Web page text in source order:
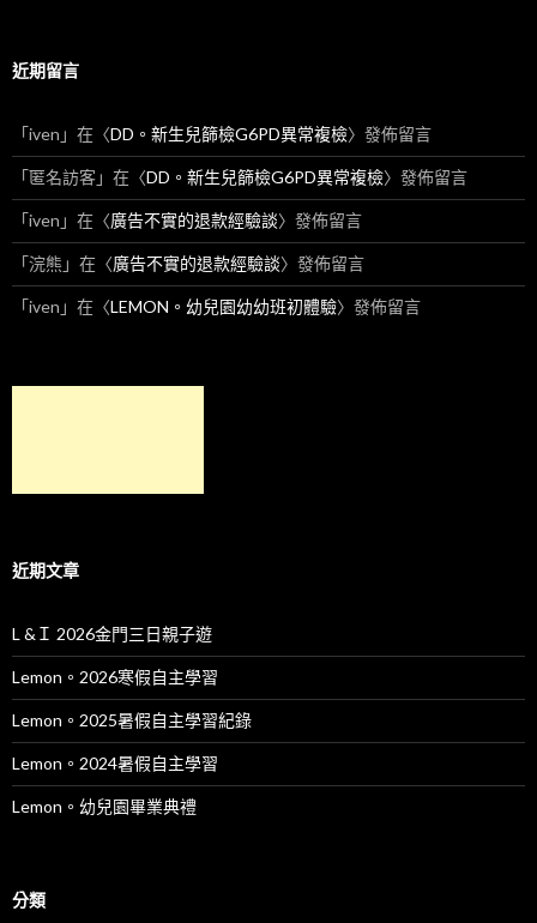
近期留言
「iven 」在〈DD。新生兒篩檢G6PD異常複檢〉發佈留言
「匿名訪客」在〈DD。新生兒篩檢G6PD異常複檢〉發佈留言
「iven 」在〈廣告不實的退款經驗談〉發佈留言
「浣熊 」在〈廣告不實的退款經驗談〉發佈留言
「iven 」在〈LEMON。幼兒園幼幼班初體驗〉發佈留言
近期文章
L &Ｉ 2026金門三日親子遊
Lemon。2026寒假自主學習
Lemon。2025暑假自主學習紀錄
Lemon。2024暑假自主學習
Lemon。幼兒園畢業典禮
分類